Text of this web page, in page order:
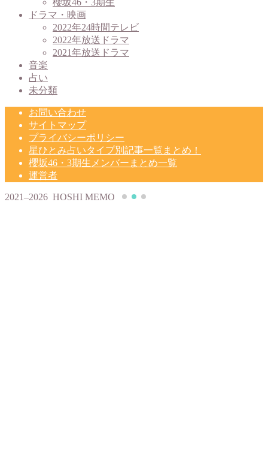
櫻坂46・3期生
ドラマ・映画
2022年24時間テレビ
2022年放送ドラマ
2021年放送ドラマ
音楽
占い
未分類
お問い合わせ
サイトマップ
プライバシーポリシー
星ひとみ占いタイプ別記事一覧まとめ！
櫻坂46・3期生メンバーまとめ一覧
運営者
2021–2026 HOSHI MEMO